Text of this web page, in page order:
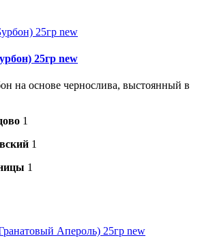
25гр new
на основе чернослива, выстоянный в
1
1
1